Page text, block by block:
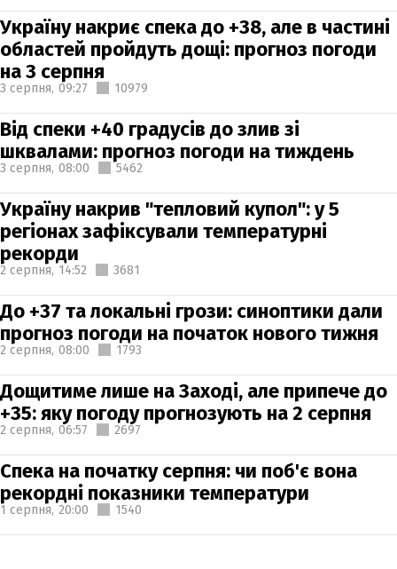
Україну накриє спека до +38, але в частині
областей пройдуть дощі: прогноз погоди
на 3 серпня
3 серпня, 09:27 10979
Від спеки +40 градусів до злив зі
шквалами: прогноз погоди на тиждень
3 серпня, 08:00 5462
Україну накрив "тепловий купол": у 5
регіонах зафіксували температурні
рекорди
2 серпня, 14:52 3681
До +37 та локальні грози: синоптики дали
прогноз погоди на початок нового тижня
2 серпня, 08:00 1793
Дощитиме лише на Заході, але припече до
+35: яку погоду прогнозують на 2 серпня
2 серпня, 06:57 2697
Спека на початку серпня: чи поб'є вона
рекордні показники температури
1 серпня, 20:00 1540